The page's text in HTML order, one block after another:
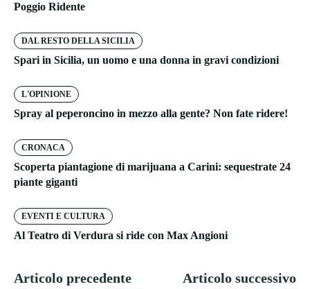
Poggio Ridente
DAL RESTO DELLA SICILIA
Spari in Sicilia, un uomo e una donna in gravi condizioni
L'OPINIONE
Spray al peperoncino in mezzo alla gente? Non fate ridere!
CRONACA
Scoperta piantagione di marijuana a Carini: sequestrate 24
piante giganti
EVENTI E CULTURA
Al Teatro di Verdura si ride con Max Angioni
Articolo precedente Articolo successivo